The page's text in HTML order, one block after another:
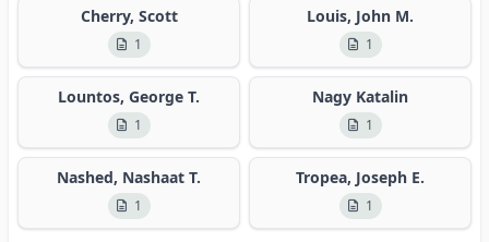
Cherry, Scott
1
Louis, John M.
1
Lountos, George T.
1
Nagy Katalin
1
Nashed, Nashaat T.
1
Tropea, Joseph E.
1